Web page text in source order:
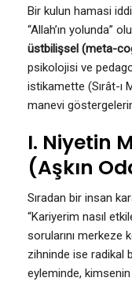
Bir kulun hamasi
“Allah’ın yolunda”
üstbilişsel (meta-
psikolojisi ve
istikamette (Sırât-ı
manevi
I. Niyetin
(Aşkın
Sıradan bir insan
“Kariyerim nasıl
sorularını merkeze
zihninde ise radikal
eyleminde,